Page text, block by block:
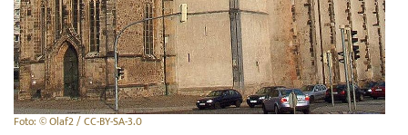
Foto: © Olaf2 / CC-BY-SA-3.0